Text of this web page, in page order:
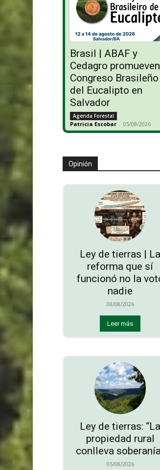
Brasil | ABAF y
Cedagro
Congreso Brasileño
del Eucalipto en
Salvador
Agenda Forestal
Patricia Escobar - 05/08/2026
Opinión
Ley de tierras | La
reforma que sí
funcionó no la
nadie
08/08/2026
Leer más
Ley de tierras: “La
propiedad rural
conlleva
05/08/2026